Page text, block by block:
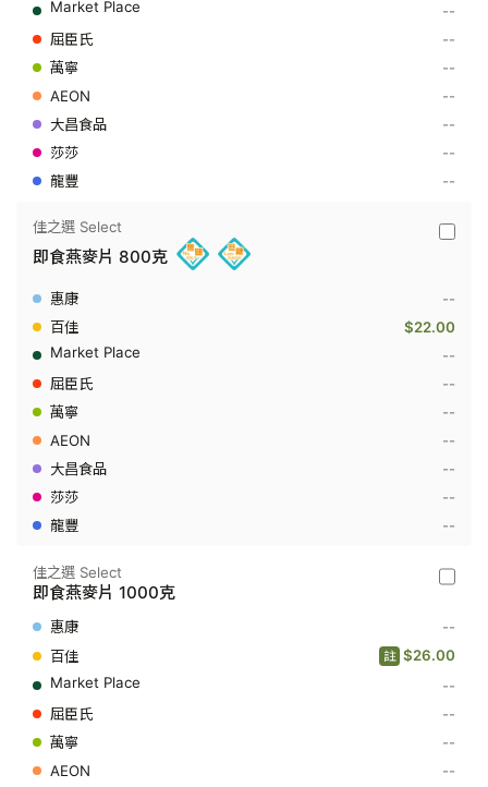
燕
裝
800
--
--
--
--
--
--
--
佳
即
燕
800
佳之選 Select
即食燕麥片 800克
--
$22.00
--
--
--
--
--
--
--
佳
-
食
片
克
佳之選 Select
即食燕麥片 1000克
--
$26.00
註
--
--
--
--